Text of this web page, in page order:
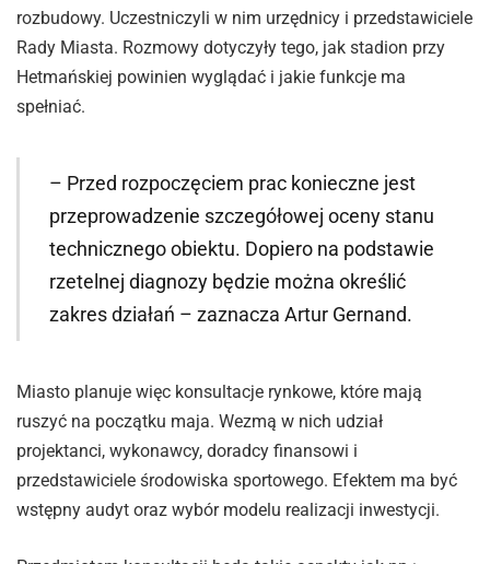
rozbudowy. Uczestniczyli w nim urzędnicy i przedstawiciele
Rady Miasta. Rozmowy dotyczyły tego, jak stadion przy
Hetmańskiej powinien wyglądać i jakie funkcje ma
spełniać.
– Przed rozpoczęciem prac konieczne jest
przeprowadzenie szczegółowej oceny stanu
technicznego obiektu. Dopiero na podstawie
rzetelnej diagnozy będzie można określić
zakres działań – zaznacza Artur Gernand.
Miasto planuje więc konsultacje rynkowe, które mają
ruszyć na początku maja. Wezmą w nich udział
projektanci, wykonawcy, doradcy finansowi i
przedstawiciele środowiska sportowego. Efektem ma być
wstępny audyt oraz wybór modelu realizacji inwestycji.